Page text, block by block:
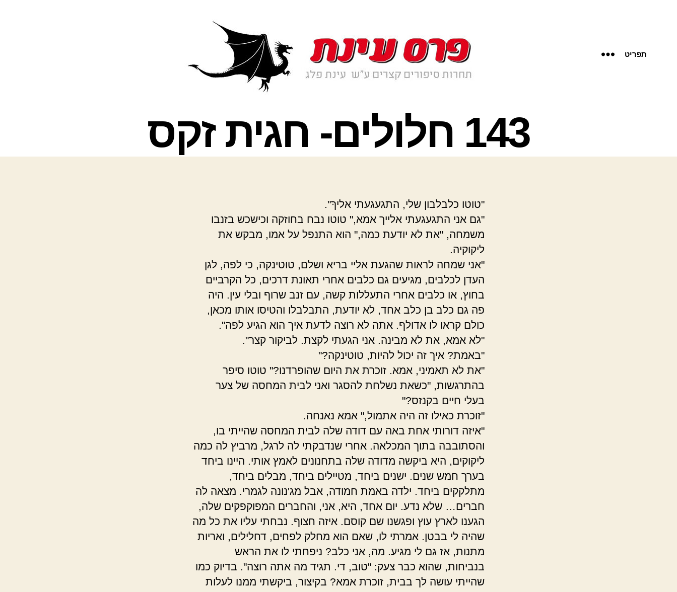
תפריט
143 חלולים- חגית זקס
"טוטו כלבלבון שלי, התגעגעתי אליךָ".
"גם אני התגעגעתי אלייך אמא," טוטו נבח בחוזקה וכישכש בזנבו
משמחה, "את לא יודעת כמה," הוא התנפל על אמו, מבקש את
ליקוקיה.
"אני שמחה לראות שהגעת אליי בריא ושלם, טוטינקה, כי לפה, לגן
העדן לכלבים, מגיעים גם כלבים אחרי תאונת דרכים, כל הקרביים
בחוץ, או כלבים אחרי התעללות קשה, עם זנב שרוף ובלי עין. היה
פה גם כלב בן כלב אחד, לא יודעת, התבלבלו והטיסו אותו מכאן,
כולם קראו לו אדולף. אתה לא רוצה לדעת איך הוא הגיע לפה".
"לא אמא, את לא מבינה. אני הגעתי לקצת. לביקור קצר".
"באמת? איך זה יכול להיות, טוטינקה?"
"את לא תאמיני, אמא. זוכרת את היום שהופרדנו?" טוטו סיפר
בהתרגשות, "כשאת נשלחת להסגר ואני לבית המחסה של צער
בעלי חיים בקנזס?"
"זוכרת כאילו זה היה אתמול," אמא נאנחה.
"איזה דורותי אחת באה עם דודה שלה לבית המחסה שהייתי בו,
והסתובבה בתוך המכלאה. אחרי שנדבקתי לה לרגל, מרביץ לה כמה
ליקוקים, היא ביקשה מדודה שלה בתחנונים לאמץ אותי. היינו ביחד
בערך חמש שנים. ישנים ביחד, מטיילים ביחד, מבלים ביחד,
מתלקקים ביחד. ילדה באמת חמודה, אבל מג'נונה לגמרי. מצאה לה
חברים… שלא נדע. יום אחד, היא, אני, והחברים המפוקפקים שלה,
הגענו לארץ עוץ ופגשנו שם קוסם. איזה חצוף. נבחתי עליו את כל מה
שהיה לי בבטן. אמרתי לו, שאם הוא מחלק לפחים, דחלילים, ואריות
מתנות, אז גם לי מגיע. מה, אני כלב? ניפחתי לו את הראש
בנביחות, שהוא כבר צעק: "טוב, די. תגיד מה אתה רוצה". בדיוק כמו
שהייתי עושה לך בבית, זוכרת אמא? בקיצור, ביקשתי ממנו לעלות